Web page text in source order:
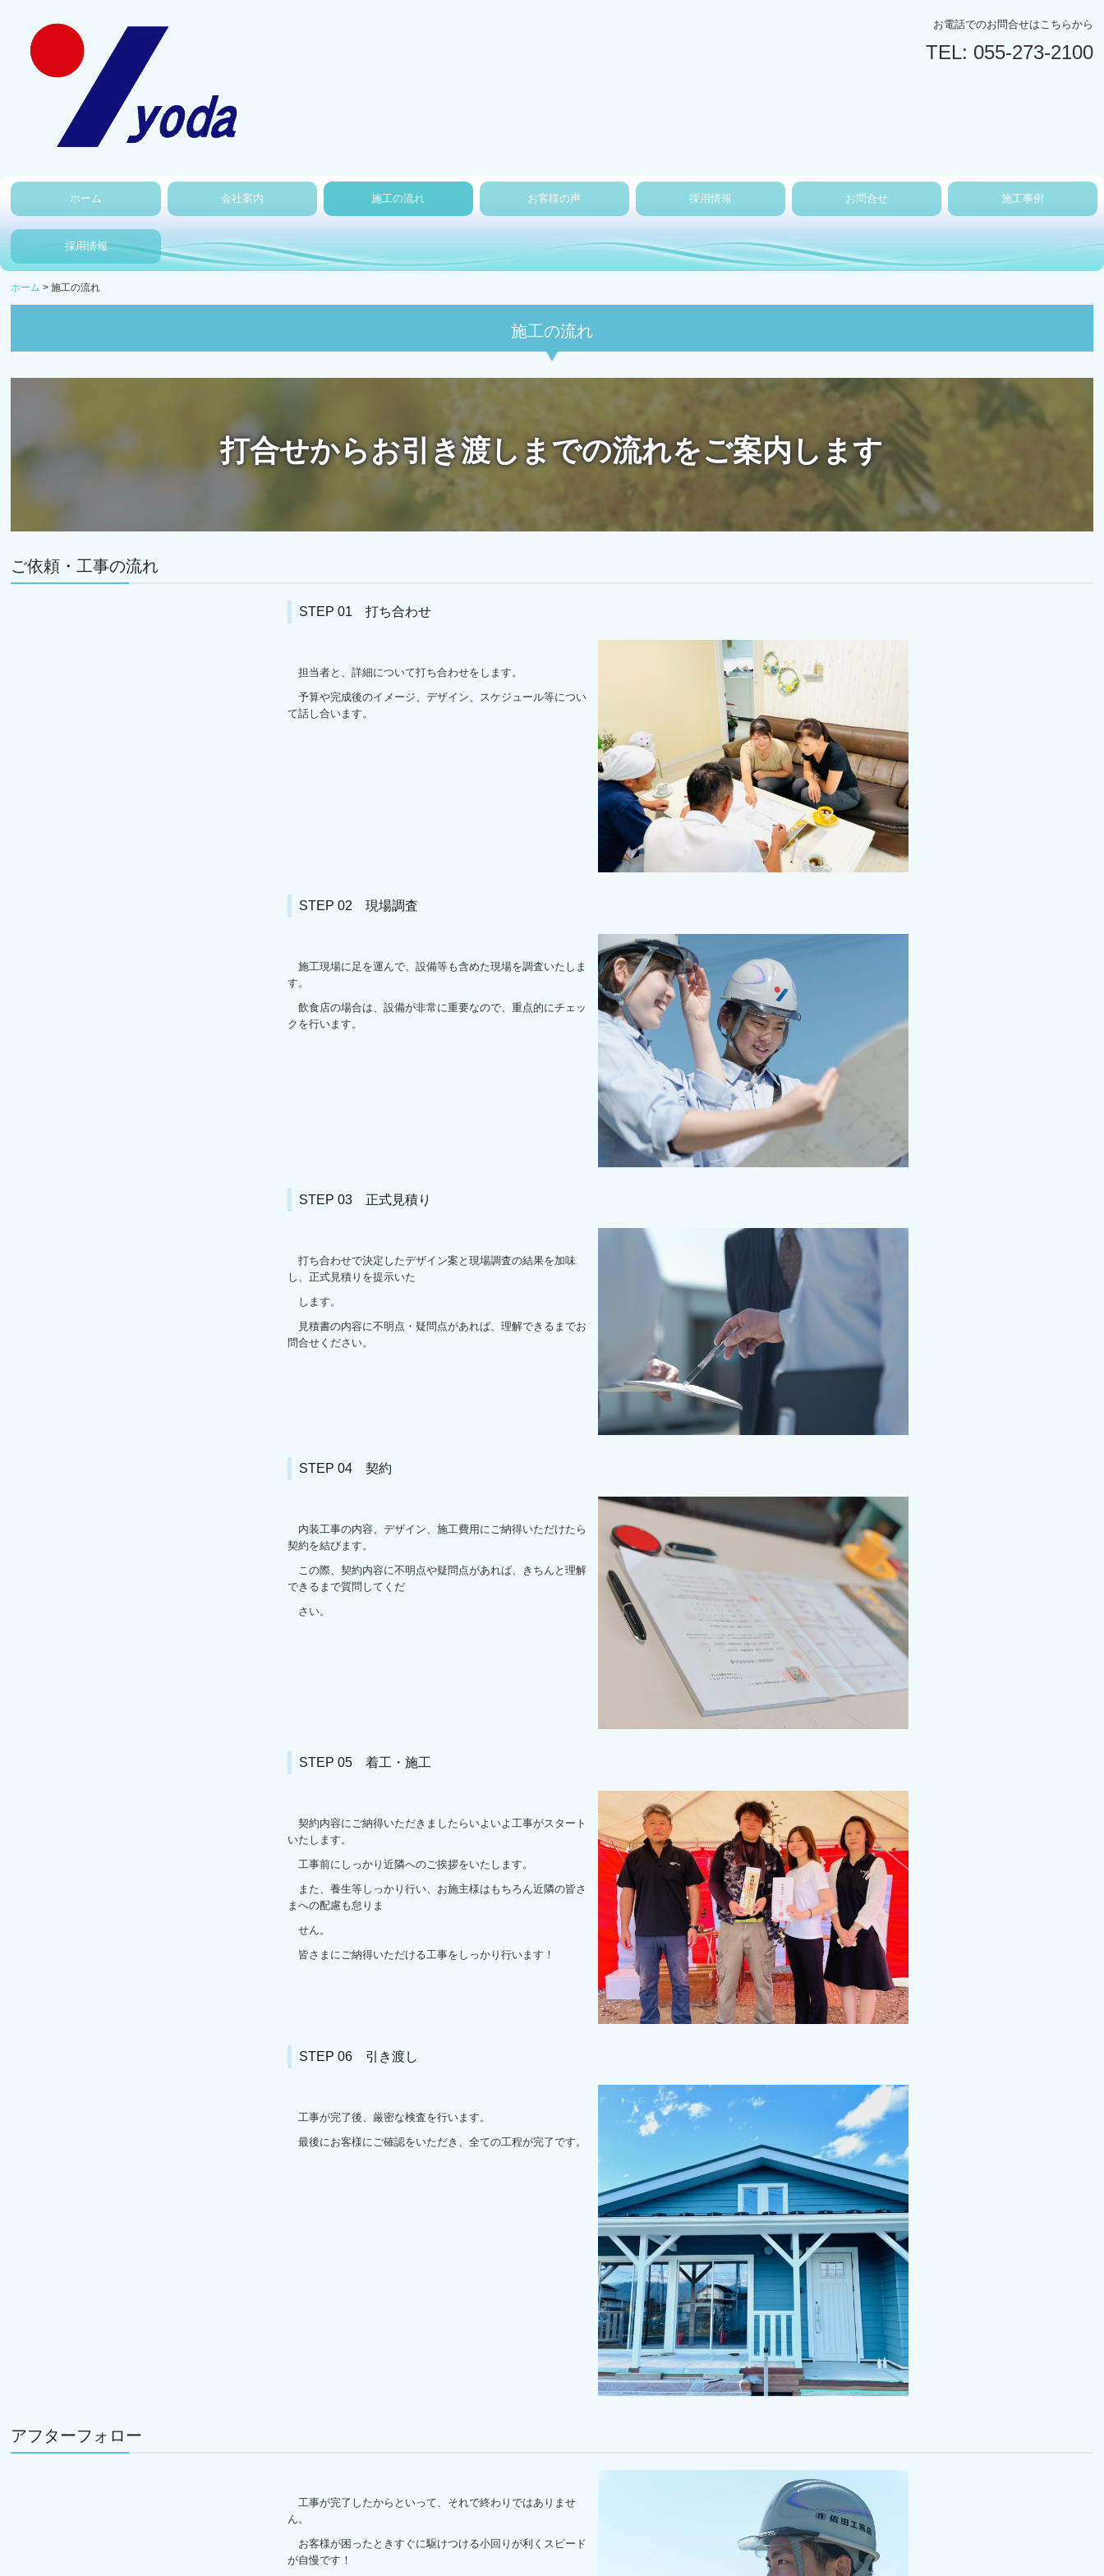
お電話でのお問合せはこちらから
TEL: 055-273-2100
ホーム 会社案内 施工の流れ お客様の声 採用情報 お問合せ 施工事例
採用情報
ホーム 施工の流れ
施工の流れ
打合せからお引き渡しまでの流れをご案内します
ご依頼・工事の流れ
STEP 01 打ち合わせ
担当者と、詳細について打ち合わせをします。
予算や完成後のイメージ、デザイン、スケジュール等につい
て話し合います。
STEP 02 現場調査
施工現場に足を運んで、設備等も含めた現場を調査いたしま
す。
飲食店の場合は、設備が非常に重要なので、重点的にチェッ
クを行います。
STEP 03 正式見積り
打ち合わせで決定したデザイン案と現場調査の結果を加味
し、正式見積りを提示いた
します。
見積書の内容に不明点・疑問点があれば、理解できるまでお
問合せください。
STEP 04 契約
内装工事の内容、デザイン、施工費用にご納得いただけたら
契約を結びます。
この際、契約内容に不明点や疑問点があれば、きちんと理解
できるまで質問してくだ
さい。
STEP 05 着工・施工
契約内容にご納得いただきましたらいよいよ工事がスタート
いたします。
工事前にしっかり近隣へのご挨拶をいたします。
また、養生等しっかり行い、お施主様はもちろん近隣の皆さ
まへの配慮も怠りま
せん。
皆さまにご納得いただける工事をしっかり行います！
STEP 06 引き渡し
工事が完了後、厳密な検査を行います。
最後にお客様にご確認をいただき、全ての工程が完了です。
アフターフォロー
工事が完了したからといって、それで終わりではありませ
ん。
お客様が困ったときすぐに駆けつける小回りが利くスピード
が自慢です！